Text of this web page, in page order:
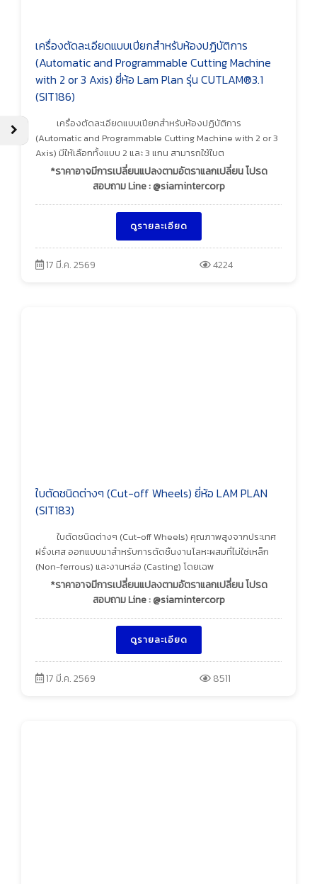
เครื่องตัดละเอียดแบบเปียกสำหรับห้องปฏิบัติการ
(Automatic and Programmable Cutting Machine
with 2 or 3 Axis) ยี่ห้อ Lam Plan รุ่น CUTLAM®3.1
(SIT186)
เครื่องตัดละเอียดแบบเปียกสำหรับห้องปฏิบัติการ
(Automatic and Programmable Cutting Machine with 2 or 3
Axis) มีให้เลือกทั้งแบบ 2 และ 3 แกน สามารถใช้ใบต
*ราคาอาจมีการเปลี่ยนแปลงตามอัตราแลกเปลี่ยน โปรด
สอบถาม Line : @siamintercorp
ดูรายละเอียด
17 มี.ค. 2569 4224
ใบตัดชนิดต่างๆ (Cut-off Wheels) ยี่ห้อ LAM PLAN
(SIT183)
ใบตัดชนิดต่างๆ (Cut-off Wheels) คุณภาพสูงจากประเทศ
ฝรั่งเศส ออกแบบมาสำหรับการตัดชิ้นงานโลหะผสมที่ไม่ใช่เหล็ก
(Non-ferrous) และงานหล่อ (Casting) โดยเฉพ
*ราคาอาจมีการเปลี่ยนแปลงตามอัตราแลกเปลี่ยน โปรด
สอบถาม Line : @siamintercorp
ดูรายละเอียด
17 มี.ค. 2569 8511